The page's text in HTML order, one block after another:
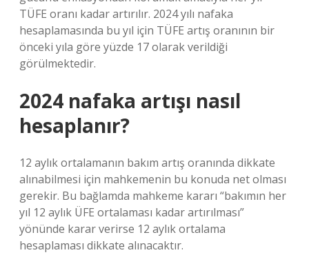
TÜFE oranı kadar artırılır. 2024 yılı nafaka
hesaplamasında bu yıl için TÜFE artış oranının bir
önceki yıla göre yüzde 17 olarak verildiği
görülmektedir.
2024 nafaka artışı nasıl
hesaplanır?
12 aylık ortalamanın bakım artış oranında dikkate
alınabilmesi için mahkemenin bu konuda net olması
gerekir. Bu bağlamda mahkeme kararı “bakımın her
yıl 12 aylık ÜFE ortalaması kadar artırılması”
yönünde karar verirse 12 aylık ortalama
hesaplaması dikkate alınacaktır.